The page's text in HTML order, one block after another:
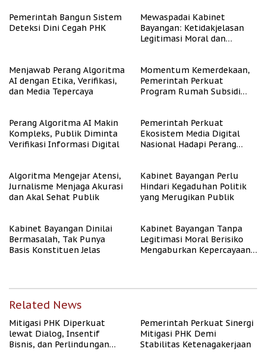
Pemerintah Bangun Sistem
Deteksi Dini Cegah PHK
Mewaspadai Kabinet
Bayangan: Ketidakjelasan
Legitimasi Moral dan
Menjawab Perang Algoritma
AI dengan Etika, Verifikasi,
dan Media Tepercaya
Momentum Kemerdekaan,
Pemerintah Perkuat
Program Rumah Subsidi
Perang Algoritma AI Makin
Kompleks, Publik Diminta
Verifikasi Informasi Digital
Pemerintah Perkuat
Ekosistem Media Digital
Nasional Hadapi Perang
Algoritma Mengejar Atensi,
Jurnalisme Menjaga Akurasi
dan Akal Sehat Publik
Kabinet Bayangan Perlu
Hindari Kegaduhan Politik
yang Merugikan Publik
Kabinet Bayangan Dinilai
Bermasalah, Tak Punya
Basis Konstituen Jelas
Kabinet Bayangan Tanpa
Legitimasi Moral Berisiko
Mengaburkan Kepercayaan
Related News
Mitigasi PHK Diperkuat
lewat Dialog, Insentif
Bisnis, dan Perlindungan
Pemerintah Perkuat Sinergi
Mitigasi PHK Demi
Stabilitas Ketenagakerjaan